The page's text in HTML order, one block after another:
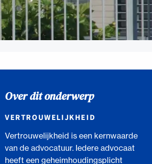
Over dit onderwerp
VERTROUWELIJKHEID
Vertrouwelijkheid is een kernwaarde
van de advocatuur. Iedere advocaat
heeft een geheimhoudingsplicht